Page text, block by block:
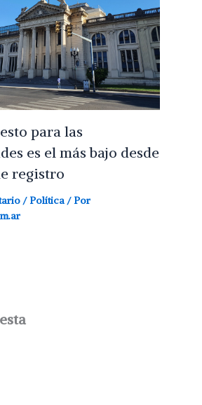
para las
es el más bajo desde
registro
/Política / Por